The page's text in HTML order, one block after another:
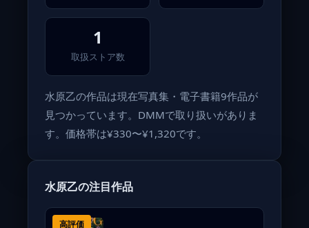
1
取扱ストア数
水原乙の作品は現在写真集・電子書籍9作品が
見つかっています。DMMで取り扱いがありま
す。価格帯は¥330〜¥1,320です。
水原乙の注目作品
高評価